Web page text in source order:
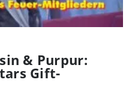
& Purpur:
Gift-